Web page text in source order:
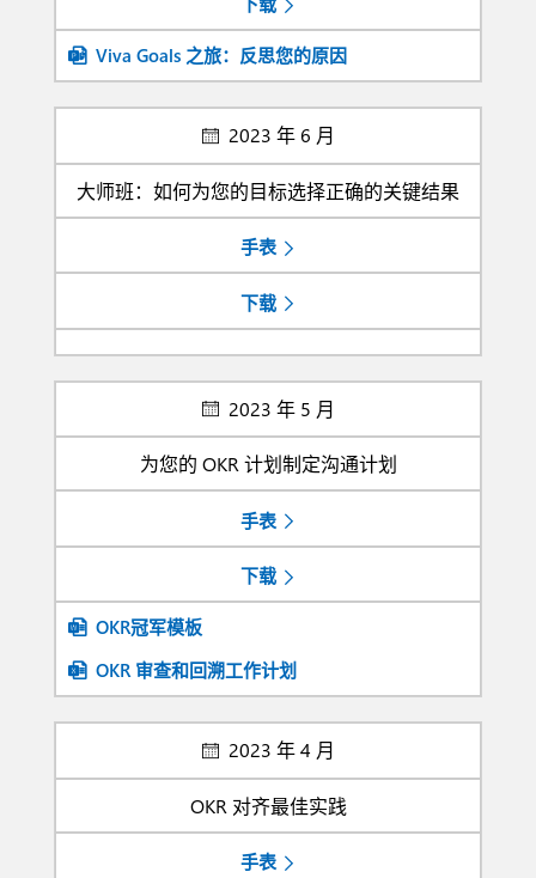
Viva Goals 之旅：反思您的原因
2023 年 6 月
大师班：如何为您的目标选择正确的关键结果
手表
下载
2023 年 5 月
为您的 OKR 计划制定沟通计划
手表
下载
OKR冠军模板
OKR 审查和回溯工作计划
2023 年 4 月
OKR 对齐最佳实践
手表